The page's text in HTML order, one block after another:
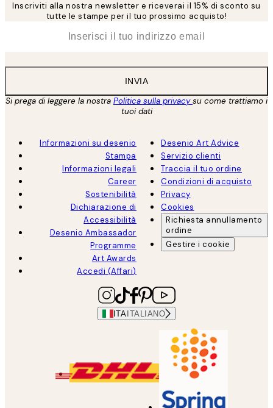
Inscriviti alla nostra newsletter e riceverai il 15% di sconto su
tutte le stampe per il tuo prossimo acquisto!
INVIA
Si prega di leggere la nostra Politica sulla privacysu come trattiamo i
tuoi dati
Informazioni su desenio
Stampa
Informazioni legali
Career
Sostenibilità
Dichiarazione di
Accessibilità
Desenio Ambassador
Programme
Art Awards
Accedi (Affari)
Desenio Art Advice
Servizio clienti
Traccia il tuo ordine
Condizioni di acquisto
Privacy
Cookies
Richiesta annullamento
ordine
Gestire i cookie
ITA ITALIANO